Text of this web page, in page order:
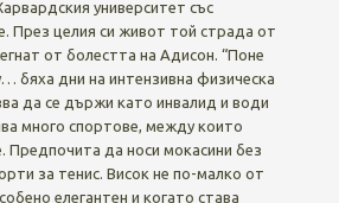
университет със
През целия си живот той страда от
от болестта на Адисон. “Поне
бяха дни на интензивна физическа
да се държи като инвалид и води
много спортове, между които
Предпочита да носи мокасини без
за тенис. Висок не по-малко от
елегантен и когато става